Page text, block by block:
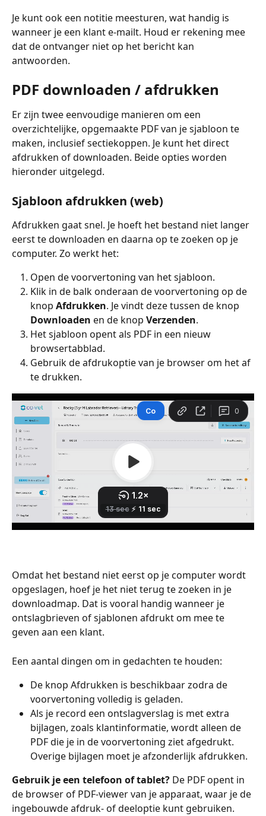
Je kunt ook een notitie meesturen, wat handig is
wanneer je een klant e-mailt. Houd er rekening mee
dat de ontvanger niet op het bericht kan
antwoorden.
PDF downloaden / afdrukken
Er zijn twee eenvoudige manieren om een
overzichtelijke, opgemaakte PDF van je sjabloon te
maken, inclusief sectiekoppen. Je kunt het direct
afdrukken of downloaden. Beide opties worden
hieronder uitgelegd.
Sjabloon afdrukken (web)
Afdrukken gaat snel. Je hoeft het bestand niet langer
eerst te downloaden en daarna op te zoeken op je
computer. Zo werkt het:
Open de voorvertoning van het sjabloon.
Klik in de balk onderaan de voorvertoning op de
knop Afdrukken. Je vindt deze tussen de knop
Downloaden en de knop Verzenden.
Het sjabloon opent als PDF in een nieuw
browsertabblad.
Gebruik de afdrukoptie van je browser om het af
te drukken.
Omdat het bestand niet eerst op je computer wordt
opgeslagen, hoef je het niet terug te zoeken in je
downloadmap. Dat is vooral handig wanneer je
ontslagbrieven of sjablonen afdrukt om mee te
geven aan een klant.
Een aantal dingen om in gedachten te houden:
De knop Afdrukken is beschikbaar zodra de
voorvertoning volledig is geladen.
Als je record een ontslagverslag is met extra
bijlagen, zoals klantinformatie, wordt alleen de
PDF die je in de voorvertoning ziet afgedrukt.
Overige bijlagen moet je afzonderlijk afdrukken.
Gebruik je een telefoon of tablet? De PDF opent in
de browser of PDF-viewer van je apparaat, waar je de
ingebouwde afdruk- of deeloptie kunt gebruiken.